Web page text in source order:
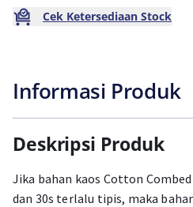
Cek Ketersediaan Stock
Informasi Produk
Deskripsi Produk
Jika bahan kaos Cotton
dan 30s terlalu tipis, maka